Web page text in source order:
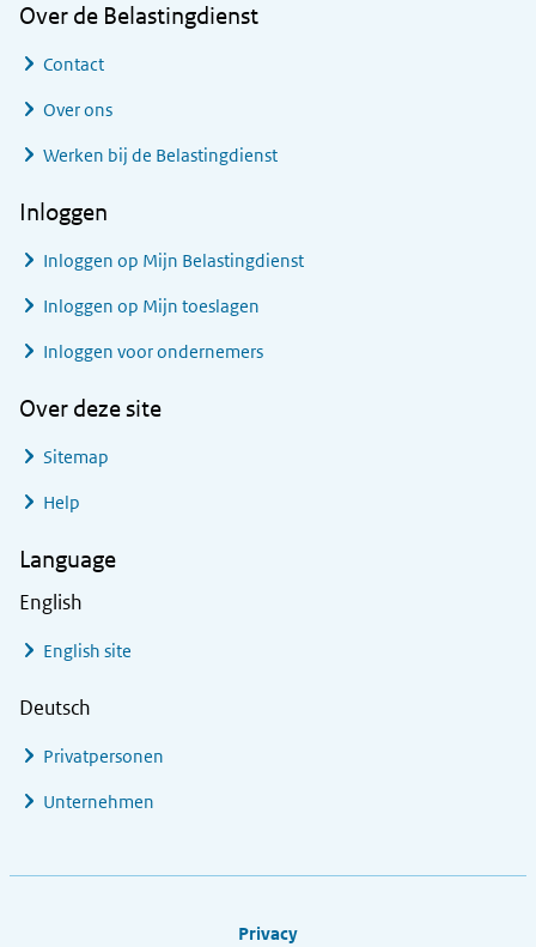
Over de Belastingdienst
Contact
Over ons
Werken bij de Belastingdienst
Inloggen
Inloggen op Mijn Belastingdienst
Inloggen op Mijn toeslagen
Inloggen voor ondernemers
Over deze site
Sitemap
Help
Language
English
English site
Deutsch
Privatpersonen
Unternehmen
Privacy